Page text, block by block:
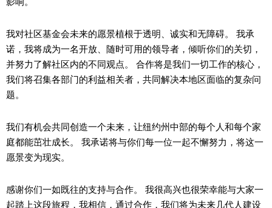
我对社区基金会未来的愿景植根于透明、诚实和无障碍。 我承
诺，我将成为一名开放、随时可用的领导者，倾听你们的关切，
并努力了解社区内的不同观点。 合作将是我们一切工作的核心，
我们将召集各部门的利益相关者，共同解决本地区面临的复杂问
题。
我们有机会共同创造一个未来，让纽约州中部的每个人和每个家
庭都能茁壮成长。 我承诺将与你们每一位一起不懈努力，将这一
愿景变为现实。
感谢你们一如既往的支持与合作。 我很高兴也很荣幸能与大家一
起踏上这段旅程，我相信，通过合作，我们将为未来几代人建设